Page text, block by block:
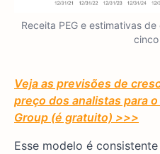
Receita PEG e estimativas
Veja as previsões de
preço dos analistas para
Group (é gratuito) >>>
Esse modelo é